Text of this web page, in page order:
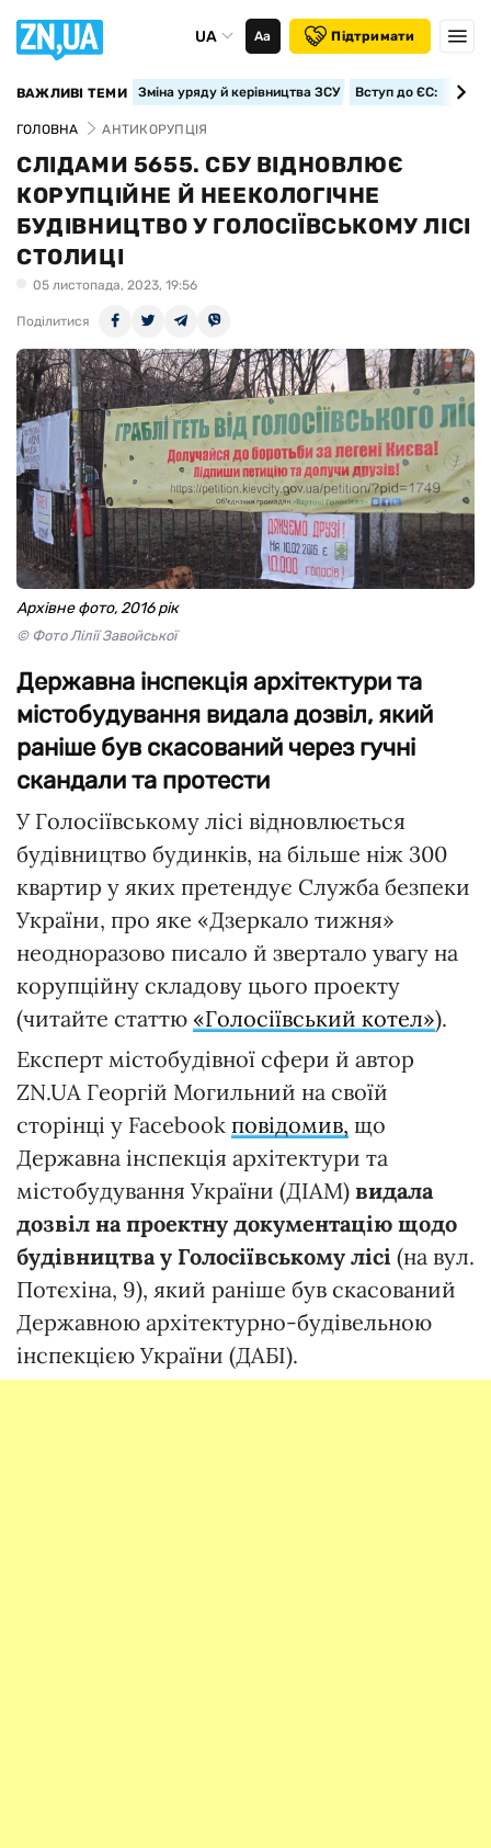
UA Аа Підтримати
ВАЖЛИВІ ТЕМИ Зміна уряду й керівництва ЗСУ Вступ до ЄС:
ГОЛОВНА АНТИКОРУПЦІЯ
СЛІДАМИ 5655. СБУ ВІДНОВЛЮЄ
КОРУПЦІЙНЕ Й НЕЕКОЛОГІЧНЕ
БУДІВНИЦТВО У ГОЛОСІЇВСЬКОМУ ЛІСІ
СТОЛИЦІ
05 листопада, 2023, 19:56
Поділитися
Архівне фото, 2016 рік
© Фото Лілії Завойської
Державна інспекція архітектури та
містобудування видала дозвіл, який
раніше був скасований через гучні
скандали та протести
У Голосіївському лісі відновлюється
будівництво будинків, на більше ніж 300
квартир у яких претендує Служба безпеки
України, про яке «Дзеркало тижня»
неодноразово писало й звертало увагу на
корупційну складову цього проекту
(читайте статтю «Голосіївський котел»).
Експерт містобудівної сфери й автор
ZN.UA Георгій Могильний на своїй
сторінці у Facebook повідомив, що
Державна інспекція архітектури та
містобудування України (ДІАМ) видала
дозвіл на проектну документацію щодо
будівництва у Голосіївському лісі (на вул.
Потєхіна, 9), який раніше був скасований
Державною архітектурно-будівельною
інспекцією України (ДАБІ).